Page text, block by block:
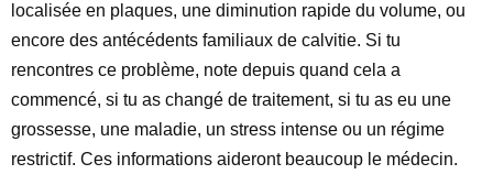
localisée en plaques, une diminution rapide du volume, ou
encore des antécédents familiaux de calvitie. Si tu
rencontres ce problème, note depuis quand cela a
commencé, si tu as changé de traitement, si tu as eu une
grossesse, une maladie, un stress intense ou un régime
restrictif. Ces informations aideront beaucoup le médecin.